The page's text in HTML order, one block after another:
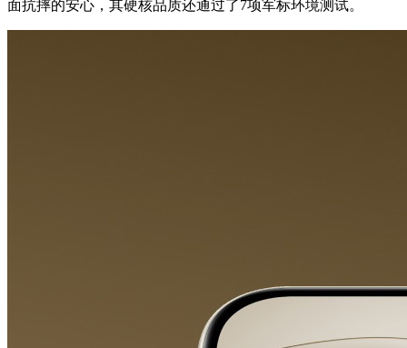
面抗摔的安心，其硬核品质还通过了7项军标环境测试。